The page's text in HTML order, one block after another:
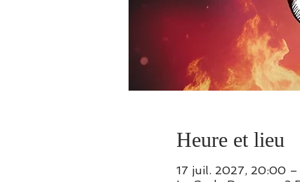
Heure et lieu
17 juil. 2027, 20:00